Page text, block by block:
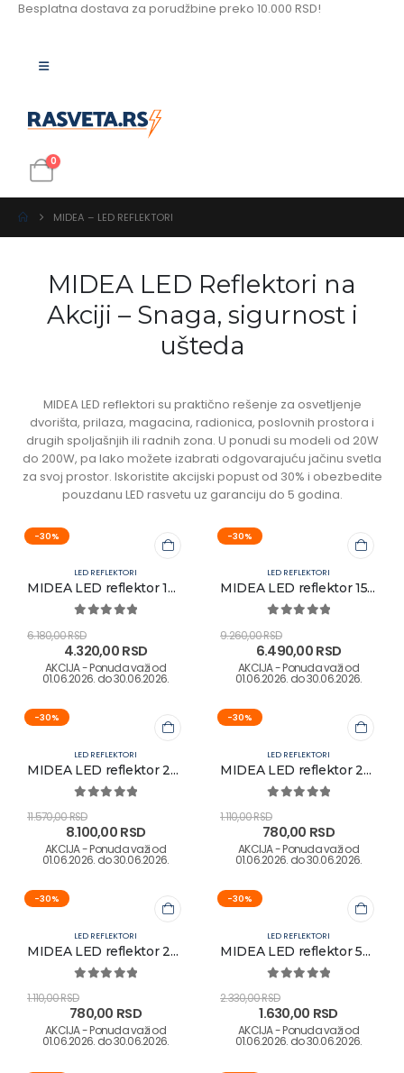
Besplatna dostava za porudžbine preko 10.000 RSD!
0
MIDEA – LED REFLEKTORI
MIDEA LED Reflektori na
Akciji – Snaga, sigurnost i
ušteda
MIDEA LED reflektori su praktično rešenje za osvetljenje
dvorišta, prilaza, magacina, radionica, poslovnih prostora i
drugih spoljašnjih ili radnih zona. U ponudi su modeli od 20W
do 200W, pa lako možete izabrati odgovarajuću jačinu svetla
za svoj prostor. Iskoristite akcijski popust od 30% i obezbedite
pouzdanu LED rasvetu uz garanciju do 5 godina.
-30%
LED REFLEKTORI
MIDEA LED reflektor 100W 6500K - Pet godina garancije
6.180,00RSD
4.320,00RSD
-30%
LED REFLEKTORI
MIDEA LED reflektor 150W 6500K - Pet godina garancije
9.260,00RSD
6.490,00RSD
-30%
LED REFLEKTORI
MIDEA LED reflektor 200W 6500K - Pet godina garancije
11.570,00RSD
8.100,00RSD
-30%
LED REFLEKTORI
MIDEA LED reflektor 20W 4000K IP66
1.110,00RSD
780,00 RSD
-30%
LED REFLEKTORI
MIDEA LED reflektor 20W 6500K IP66
1.110,00RSD
780,00 RSD
-30%
LED REFLEKTORI
MIDEA LED reflektor 50W 4000K IP66
2.330,00RSD
1.630,00 RSD